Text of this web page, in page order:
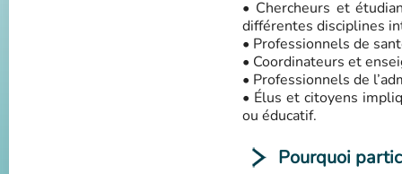
• Chercheurs et
différentes disciplines
• Professionnels de
• Coordinateurs et
• Professionnels de
• Élus et citoyens
ou éducatif.
Pourquoi